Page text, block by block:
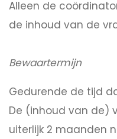
Alleen de
de inhoud van de
Bewaartermijn
Gedurende de tijd
De (inhoud van de)
uiterlijk 2 maanden